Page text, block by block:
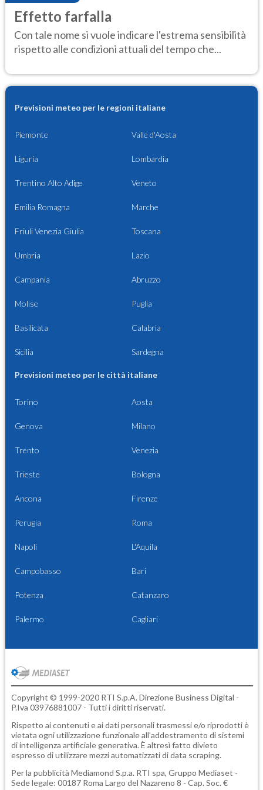
Effetto farfalla
Con tale nome si vuole indicare l'estrema sensibilità
rispetto alle condizioni attuali del tempo che...
Previsioni meteo per le regioni italiane
Piemonte Valle d'Aosta
Liguria Lombardia
Trentino Alto Adige Veneto
Emilia Romagna Marche
Friuli Venezia Giulia Toscana
Umbria Lazio
Campania Abruzzo
Molise Puglia
Basilicata Calabria
Sicilia Sardegna
Previsioni meteo per le città italiane
Torino Aosta
Genova Milano
Trento Venezia
Trieste Bologna
Ancona Firenze
Perugia Roma
Napoli L'Aquila
Campobasso Bari
Potenza Catanzaro
Palermo Cagliari
Copyright © 1999-2020 RTI S.p.A. Direzione Business Digital -
P.Iva 03976881007 - Tutti i diritti riservati.
Rispetto ai contenuti e ai dati personali trasmessi e/o riprodotti è
vietata ogni utilizzazione funzionale all'addestramento di sistemi
di intelligenza artificiale generativa. È altresì fatto divieto
espresso di utilizzare mezzi automatizzati di data scraping.
Per la pubblicità Mediamond S.p.a. RTI spa, Gruppo Mediaset -
Sede legale: 00187 Roma Largo del Nazareno 8 - Cap. Soc. €